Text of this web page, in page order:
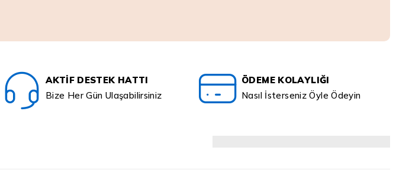
AKTIF DESTEK HATTI
Bize Her Gün Ulaşabilirsiniz
ÖDEME KOLAYLIĞI
Nasıl İsterseniz Öyle Ödeyin